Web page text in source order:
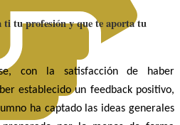
ti tu profesión y que te aporta tu
con la satisfacción de haber
establecido un feedback positivo,
ha captado las ideas generales